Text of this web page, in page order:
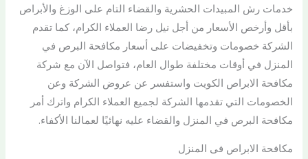
خدمات رش المبيدات الحشرية والقضاء التام على الوزغ والأبراص
بأقل وأرخص الأسعار من أجل نيل رضا العملاء الكرام، كما تقدم
الشركة خصومات وتخفيضات على أسعار مكافحة البرص في
المنزل في أوقات مختلفة طوال العام، فتواصل الآن مع شركة
مكافحة الابراص الكويت واستفسر عن عروض الشركة وعن
الخصومات التي تقدمها الشركة لجميع العملاء الكرام واترك أمر
مكافحة البرص في المنزل والقضاء عليه نهائيًا لعمالنا الأكفاء.
مكافحة الابراص فى المنزل